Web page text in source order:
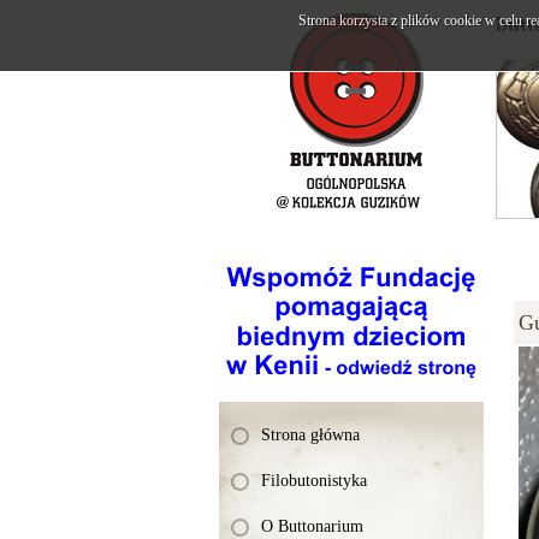
Strona główna
Filobutonistyka
O Buttonarium
Strona korzysta z plików cookie w celu